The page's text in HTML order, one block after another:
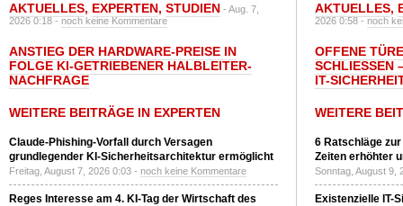
AKTUELLES, EXPERTEN, STUDIEN - Aug. 7,
2026 0:18 -noch keine Kommentare
ANSTIEG DER HARDWARE-PREISE IN
FOLGE KI-GETRIEBENER HALBLEITER-
NACHFRAGE
WEITERE BEITRÄGE IN EXPERTEN
Claude-Phishing-Vorfall durch Versagen
grundlegender KI-Sicherheitsarchitektur ermöglicht
Freitag, August 7, 2026 0:03 - noch keine Kommentare
Reges Interesse am 4. KI-Tag der Wirtschaft des
AKTUELLES,
2026 0:58 -noch
OFFENE
SCHLIESSEN
T-
WEITERE
6 Ratschläge
Zeiten erhöhter
Sonntag, August 9,
Existenzielle IT-